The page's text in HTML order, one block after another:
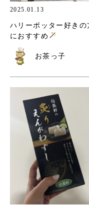
2025.01.13
ハリーポッター好きの
におすすめ
お茶っ子